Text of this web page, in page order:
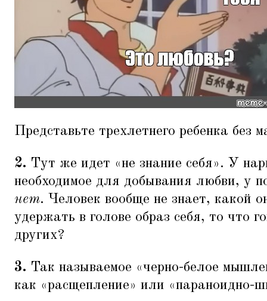
Представьте трехлетнего ребенка без
2. Тут же идет «не знание себя». У
необходимое для добывания любви, у
нет. Человек вообще не знает, какой
удержать в голове образ себя, то что
других?
3. Так называемое «черно-белое
как «расщепление» или «параноидно-